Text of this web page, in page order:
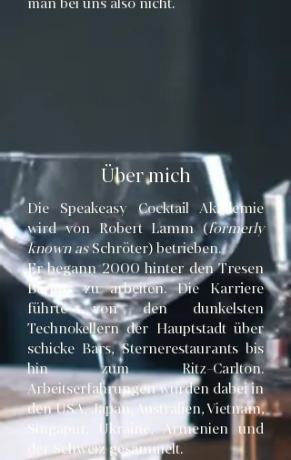
Über mich
Die Speakeasy Cocktail Akademie
wird von Robert Lamm (formerly
known asSchröter) betrieben.
Er begann 2000 hinter den Tresen
Berlinszu arbeiten. Die Karriere
führte von den dunkelsten
Technokellern der Hauptstadt über
schicke Bars, Sternerestaurants bis
hin zum Ritz-Carlton.
Arbeitserfahrungen wurden dabei in
den USA, Japan, Australien, Vietnam,
Singapur, Ukraine, Armenien und
der Schweiz gesammelt.